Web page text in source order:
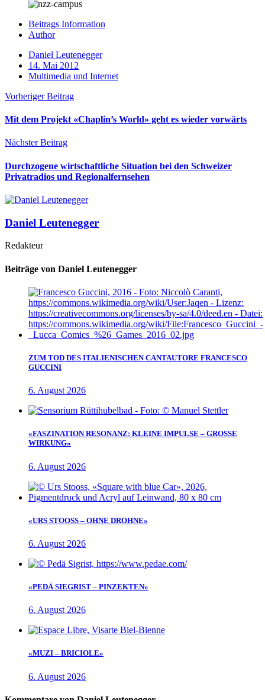
Beitrags Information
Author
Daniel Leutenegger
14. Mai 2012
Multimedia und Internet
Vorheriger Beitrag
Mit dem Projekt «Chaplin’s World» geht es wieder vorwärts
Nächster Beitrag
Durchzogene wirtschaftliche Situation bei den Schweizer
Privatradios und Regionalfernsehen
Daniel Leutenegger
Redakteur
Beiträge von Daniel Leutenegger
ZUM TOD DES ITALIENISCHEN CANTAUTORE FRANCESCO
GUCCINI
6. August 2026
«FASZINATION RESONANZ: KLEINE IMPULSE – GROSSE
WIRKUNG»
6. August 2026
«URS STOOSS – OHNE DROHNE»
6. August 2026
«PEDÄ SIEGRIST – PINZEKTEN»
6. August 2026
«MUZI – BRICIOLE»
6. August 2026